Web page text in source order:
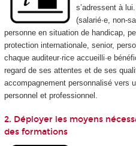
s’adressent à
(salarié·e, non-
personne en situation de handicap,
protection internationale, senior,
chaque auditeur·rice accueilli·e
regard de ses attentes et de ses
accompagnement personnalisé vers
personnel et professionnel.
2. Déployer les moyens
des formations